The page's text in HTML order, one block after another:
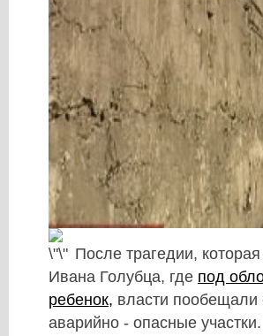
После трагедии,
Ивана Голубца, где под
ребенок, власти пообещали
аварийно - опасные